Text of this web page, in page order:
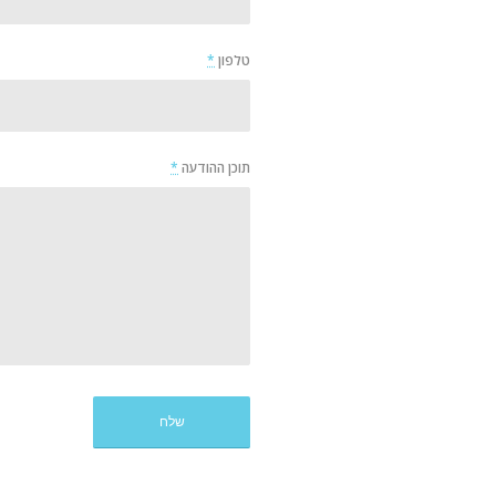
טלפון *
תוכן ההודעה *